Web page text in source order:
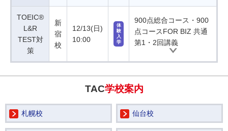
TOEIC®
L&R
TEST対
策
新
宿
校
12/13(日)
10:00
体
験
入
学
900点総合コース・900
点コースFOR BIZ 共通
第1・2回講義
TAC学校案内
札幌校 仙台校